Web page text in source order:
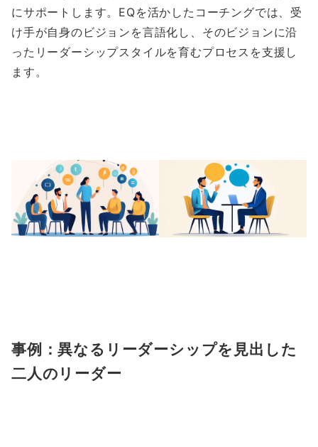
にサポートします。EQを活かしたコーチングでは、受
け手が自身のビジョンを言語化し、そのビジョンに沿
ったリーダーシップスタイルを育むプロセスを支援し
ます。
事例：異なるリーダーシップを見出した
二人のリーダー